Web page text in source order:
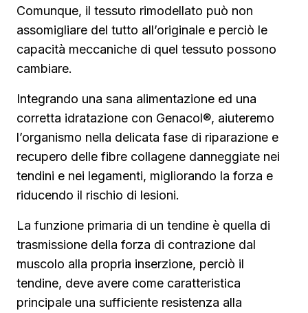
Comunque, il tessuto rimodellato può non
assomigliare del tutto all’originale e perciò le
capacità meccaniche di quel tessuto possono
cambiare.
Integrando una sana alimentazione ed una
corretta idratazione con Genacol®, aiuteremo
l’organismo nella delicata fase di riparazione e
recupero delle fibre collagene danneggiate nei
tendini e nei legamenti, migliorando la forza e
riducendo il rischio di lesioni.
La funzione primaria di un tendine è quella di
trasmissione della forza di contrazione dal
muscolo alla propria inserzione, perciò il
tendine, deve avere come caratteristica
principale una sufficiente resistenza alla